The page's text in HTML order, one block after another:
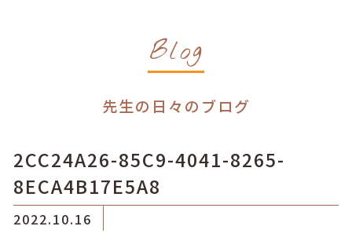
Blog
先生の日々のブログ
2CC24A26-85C9-4041-8265-
8ECA4B17E5A8
2022.10.16